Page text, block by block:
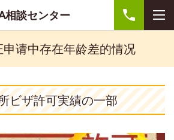
相談センター
申请中存在年龄差的情况
ビザ許可実績の一部